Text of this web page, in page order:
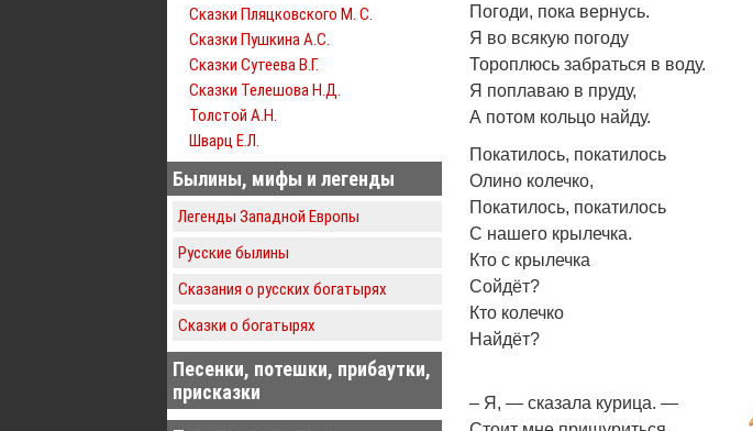
Сказки Пляцковского М. С.
Сказки Пушкина А.С.
Сказки Сутеева В.Г.
Сказки Телешова Н.Д.
Толстой А.Н.
Шварц Е.Л.
Былины, мифы и легенды
Легенды Западной Европы
Русские былины
Сказания о русских богатырях
Сказки о богатырях
Песенки, потешки, прибаутки,
присказки
Погоди, пока вернусь.
Я во всякую погоду
Тороплюсь забраться в воду.
Я поплаваю в пруду,
А потом кольцо найду.
Покатилось, покатилось
Олино колечко,
Покатилось, покатилось
С нашего крылечка.
Кто с крылечка
Сойдёт?
Кто колечко
Найдёт?
– Я, — сказала курица. —